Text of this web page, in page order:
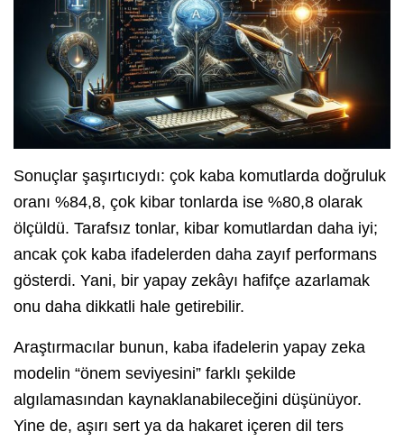
Sonuçlar şaşırtıcıydı: çok kaba komutlarda doğruluk
oranı %84,8, çok kibar tonlarda ise %80,8 olarak
ölçüldü. Tarafsız tonlar, kibar komutlardan daha iyi;
ancak çok kaba ifadelerden daha zayıf performans
gösterdi. Yani, bir yapay zekâyı hafifçe azarlamak
onu daha dikkatli hale getirebilir.
Araştırmacılar bunun, kaba ifadelerin yapay zeka
modelin “önem seviyesini” farklı şekilde
algılamasından kaynaklanabileceğini düşünüyor.
Yine de, aşırı sert ya da hakaret içeren dil ters